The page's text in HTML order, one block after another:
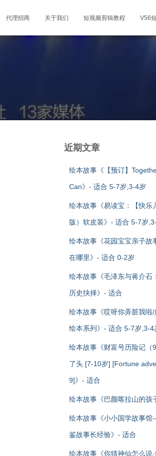
代理招商 关于我们 短视频剪辑教程 V56
近期文章
绘本故事《【预订】
Can》- 适合 5-7岁,3-4岁
绘本故事《易读宝：【快乐
版）软皮装》- 适合 5-7岁
绘本故事《花园宝宝亲子故
在哪里》- 适合 0-2岁
绘本故事《毛泽东与蒋介石
历史抉择》- 适合
绘本故事《哎呀你弄脏我啦
绘本系列》- 适合 5-7岁,3-4
绘本故事《财富号历险记（
了头 [7-10岁] [Fortune
9]》- 适合
绘本故事《巴颜喀拉山的孩
绘本故事《小小国学故事
鉴故事长经验》- 适合
绘本故事《你猜神仙怎么说